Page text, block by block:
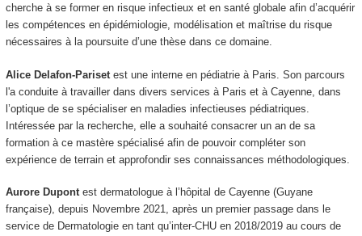
cherche à se former en risque infectieux et en santé globale afin d’acquérir
les compétences en épidémiologie, modélisation et maîtrise du risque
nécessaires à la poursuite d’une thèse dans ce domaine.
Alice Delafon-Pariset est une interne en pédiatrie à Paris. Son parcours
l'a conduite à travailler dans divers services à Paris et à Cayenne, dans
l’optique de se spécialiser en maladies infectieuses pédiatriques.
Intéressée par la recherche, elle a souhaité consacrer un an de sa
formation à ce mastère spécialisé afin de pouvoir compléter son
expérience de terrain et approfondir ses connaissances méthodologiques.
Aurore Dupont est dermatologue à l’hôpital de Cayenne (Guyane
française), depuis Novembre 2021, après un premier passage dans le
service de Dermatologie en tant qu’inter-CHU en 2018/2019 au cours de